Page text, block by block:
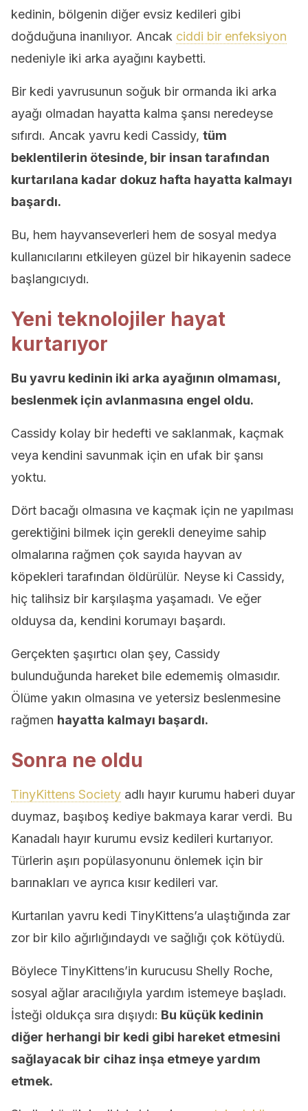
kedinin, bölgenin diğer evsiz kedileri gibi
doğduğuna inanılıyor. Ancak ciddi bir enfeksiyon
nedeniyle iki arka ayağını kaybetti.
Bir kedi yavrusunun soğuk bir ormanda iki arka
ayağı olmadan hayatta kalma şansı neredeyse
sıfırdı. Ancak yavru kedi Cassidy, tüm
beklentilerin ötesinde, bir insan tarafından
kurtarılana kadar dokuz hafta hayatta kalmayı
başardı.
Bu, hem hayvanseverleri hem de sosyal medya
kullanıcılarını etkileyen güzel bir hikayenin sadece
başlangıcıydı.
Yeni teknolojiler hayat
kurtarıyor
Bu yavru kedinin iki arka ayağının olmaması,
beslenmek için avlanmasına engel oldu.
Cassidy kolay bir hedefti ve saklanmak, kaçmak
veya kendini savunmak için en ufak bir şansı
yoktu.
Dört bacağı olmasına ve kaçmak için ne yapılması
gerektiğini bilmek için gerekli deneyime sahip
olmalarına rağmen çok sayıda hayvan av
köpekleri tarafından öldürülür. Neyse ki Cassidy,
hiç talihsiz bir karşılaşma yaşamadı. Ve eğer
olduysa da, kendini korumayı başardı.
Gerçekten şaşırtıcı olan şey, Cassidy
bulunduğunda hareket bile edememiş olmasıdır.
Ölüme yakın olmasına ve yetersiz beslenmesine
rağmen hayatta kalmayı başardı.
Sonra ne oldu
TinyKittens Society adlı hayır kurumu haberi duyar
duymaz, başıboş kediye bakmaya karar verdi. Bu
Kanadalı hayır kurumu evsiz kedileri kurtarıyor.
Türlerin aşırı popülasyonunu önlemek için bir
barınakları ve ayrıca kısır kedileri var.
Kurtarılan yavru kedi TinyKittens’a ulaştığında zar
zor bir kilo ağırlığındaydı ve sağlığı çok kötüydü.
Böylece TinyKittens’in kurucusu Shelly Roche,
sosyal ağlar aracılığıyla yardım istemeye başladı.
İsteği oldukça sıra dışıydı: Bu küçük kedinin
diğer herhangi bir kedi gibi hareket etmesini
sağlayacak bir cihaz inşa etmeye yardım
etmek.